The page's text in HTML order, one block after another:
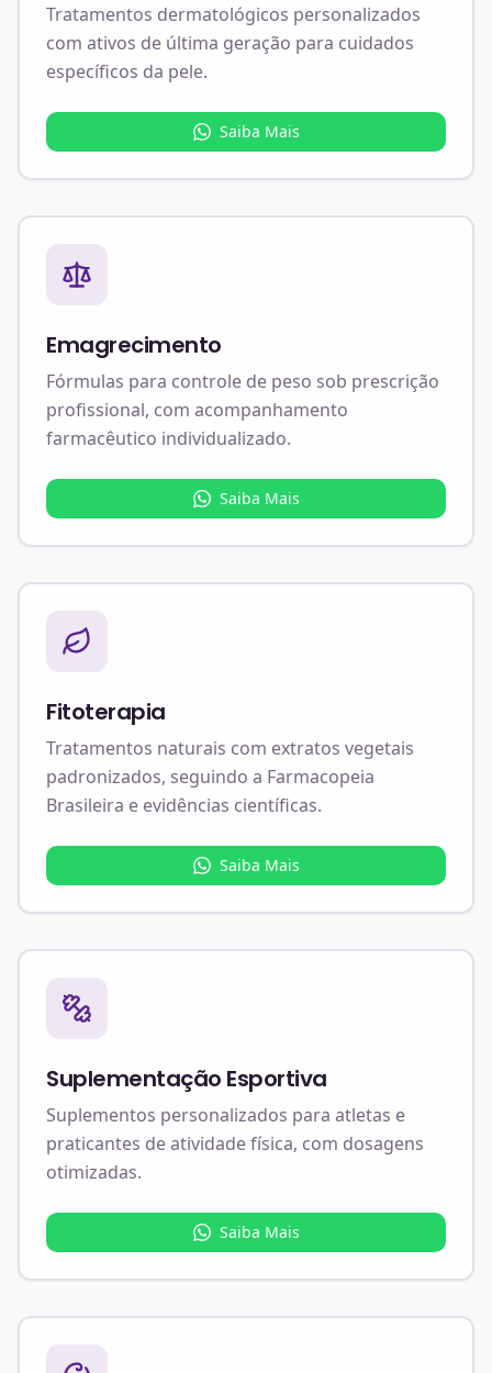
Tratamentos dermatológicos personalizados
com ativos de última geração para cuidados
específicos da pele.
Saiba Mais
Emagrecimento
Fórmulas para controle de peso sob prescrição
profissional, com acompanhamento
farmacêutico individualizado.
Saiba Mais
Fitoterapia
Tratamentos naturais com extratos vegetais
padronizados, seguindo a Farmacopeia
Brasileira e evidências científicas.
Saiba Mais
Suplementação Esportiva
Suplementos personalizados para atletas e
praticantes de atividade física, com dosagens
otimizadas.
Saiba Mais